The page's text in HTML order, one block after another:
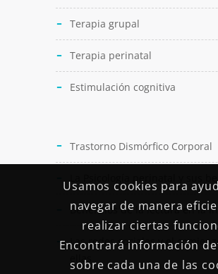
Terapia grupal
Terapia perinatal
Estimulación cognitiva
Trastorno Dismórfico Corporal
La Psicología perinatal y sus
Beneficios de la lectura en la
Las redes sociales y el
ellas
Usamos cookies para
navegar de manera
realizar ciertas
Encontrará información
sobre cada una de las